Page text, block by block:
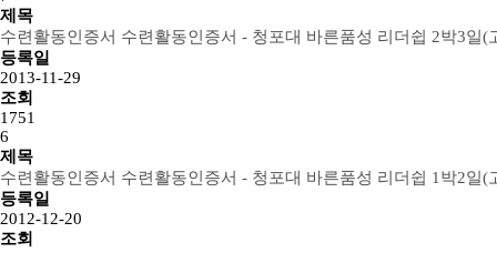
제목
수련활동인증서 수련활동인증서 - 청포대 바른품성 리더쉽 2박3일(
등록일
2013-11-29
조회
1751
6
제목
수련활동인증서 수련활동인증서 - 청포대 바른품성 리더쉽 1박2일(
등록일
2012-12-20
조회